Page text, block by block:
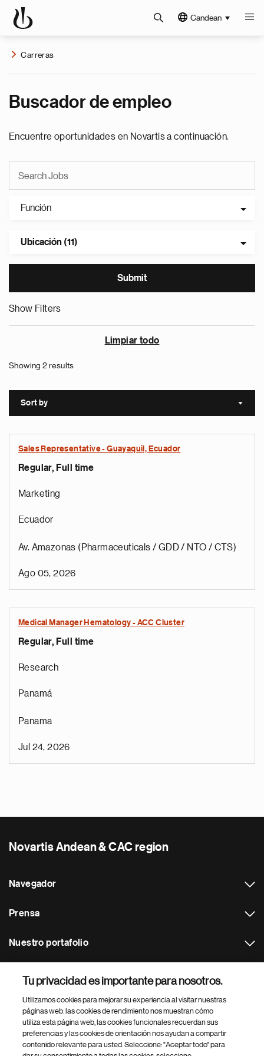
Candean
Carreras
Buscador de empleo
Encuentre oportunidades en Novartis a continuación.
Función
Ubicación (11)
Show Filters
Limpiar todo
Showing 2 results
Sort by Sort
Sales Representative - Guayaquil, Ecuador
Regular, Full time
Marketing
Ecuador
Av. Amazonas (Pharmaceuticals / GDD / NTO / CTS)
Ago 05, 2026
Medical Manager Hematology - ACC Cluster
Regular, Full time
Research
Panamá
Panama
Jul 24, 2026
Novartis Andean & CAC region
Navegador
Prensa
Nuestro portafolio
Footer Site Search
Tu privacidad es importante para nosotros.
Utilizamos cookies para mejorar su experiencia al visitar nuestras
páginas web: las cookies de rendimiento nos muestran cómo
utiliza esta página web, las cookies funcionales recuerdan sus
preferencias y las cookies de orientación nos ayudan a compartir
contenido relevante para usted. Seleccione: "Aceptar todo" para